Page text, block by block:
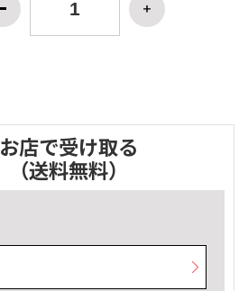
お店で受け取る
（送料無料）